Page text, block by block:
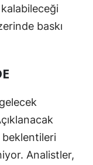
baskı
Analistler,